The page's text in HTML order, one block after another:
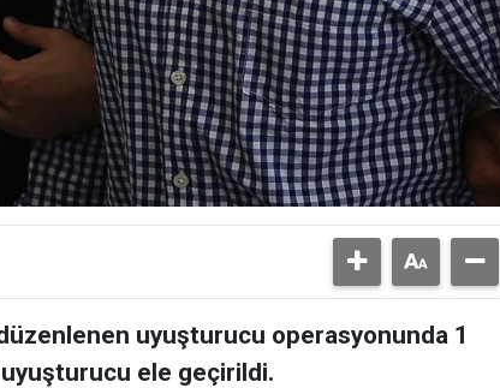
uyuşturucu operasyonunda 1
ele geçirildi.